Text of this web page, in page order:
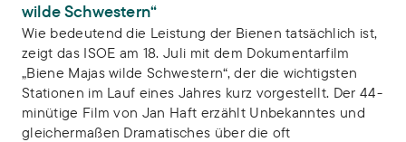
wilde Schwestern“
Wie bedeutend die Leistung der Bienen tatsächlich ist,
zeigt das ISOE am 18. Juli mit dem Dokumentarfilm
„Biene Majas wilde Schwestern“, der die wichtigsten
Stationen im Lauf eines Jahres kurz vorgestellt. Der 44-
minütige Film von Jan Haft erzählt Unbekanntes und
gleichermaßen Dramatisches über die oft